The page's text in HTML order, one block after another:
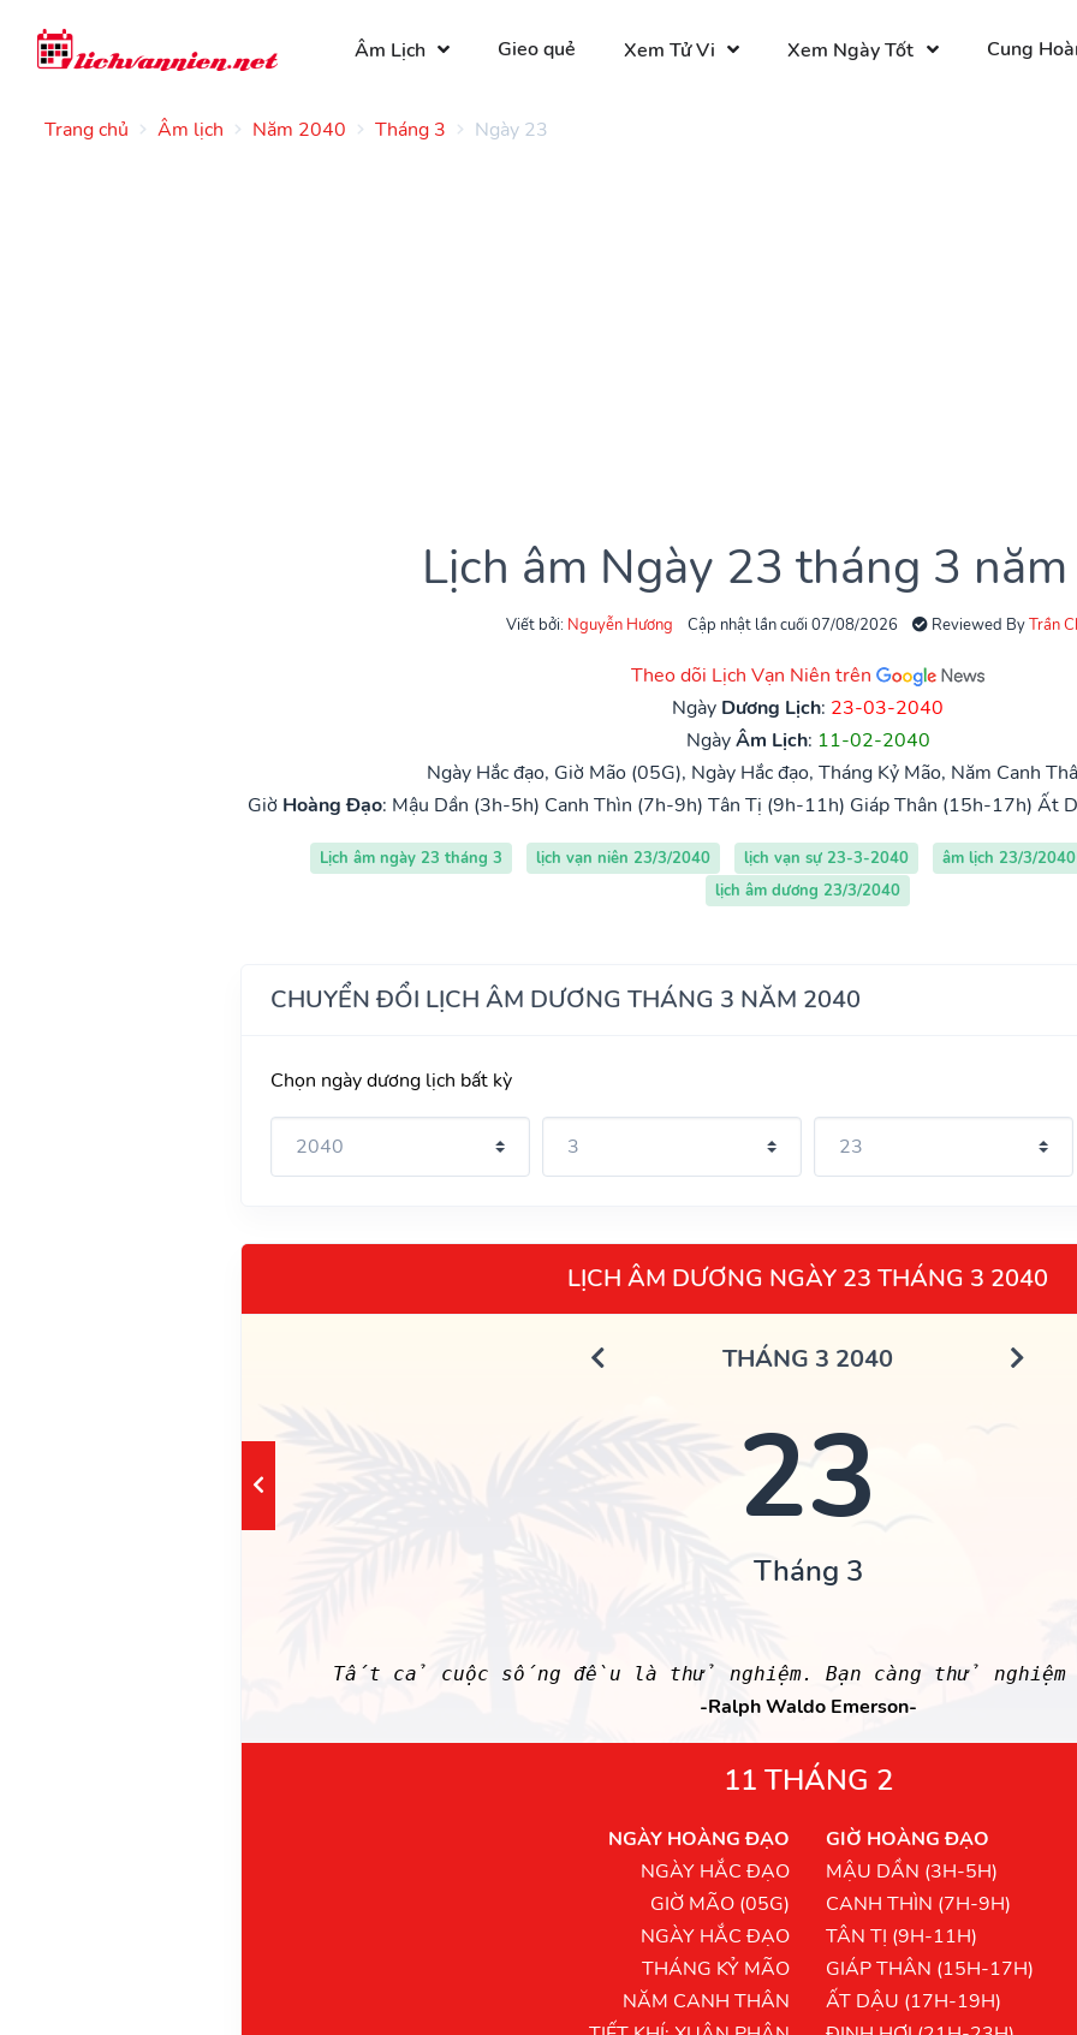
Âm Lịch Gieo quẻ Xem Tử Vi Xem Ngày Tốt Cung
Trang chủ Âm lịch Năm 2040 Tháng 3 Ngày 23
Lịch âm Ngày 23 tháng 3
Viết bởi: Nguyễn Hương Cập nhật lần cuối 07/08/2026 Reviewed ByTrần
Theo dõi Lịch Vạn Niên trên
Ngày Dương Lịch: 23-03-2040
NgàyÂm Lịch: 11-02-2040
Ngày Hắc đạo, Giờ Mão (05G), Ngày Hắc đạo, Tháng Kỷ Mão, Năm Canh
Giờ Hoàng Đạo: Mậu Dần (3h-5h) Canh Thìn (7h-9h) Tân Tị (9h-11h) Giáp Thân (15h-17h) Ất
Lịch âm ngày 23 tháng 3 lịch vạn niên 23/3/2040 lịch vạn sự 23-3-2040 âm lịch 23/3/2040
lịch âm dương 23/3/2040
CHUYỂN ĐỔI LỊCH ÂM DƯƠNG THÁNG 3 NĂM 2040
Chọn ngày dương lịch bất kỳ
LỊCH ÂM DƯƠNG NGÀY 23 THÁNG 3 2040
THÁNG 3 2040
23
Tháng 3
Tất cả cuộc sống đều là thử nghiệm. Bạn càng thử
-Ralph Waldo Emerson-
11 THÁNG 2
NGÀY HOÀNG ĐẠO
NGÀY HẮC ĐẠO
GIỜ MÃO (05G)
NGÀY HẮC ĐẠO
THÁNG KỶ MÃO
NĂM CANH THÂN
GIỜ HOÀNG ĐẠO
MẬU DẦN (3H-5H)
CANH THÌN (7H-9H)
TÂN TỊ (9H-11H)
GIÁP THÂN (15H-17H)
ẤT DẬU (17H-19H)